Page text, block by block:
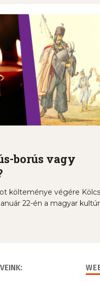
borús vagy
költeménye végére
22-én a magyar